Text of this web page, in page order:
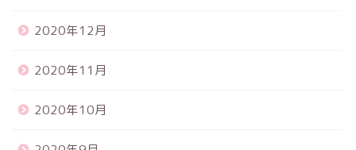
2020年12月
2020年11月
2020年10月